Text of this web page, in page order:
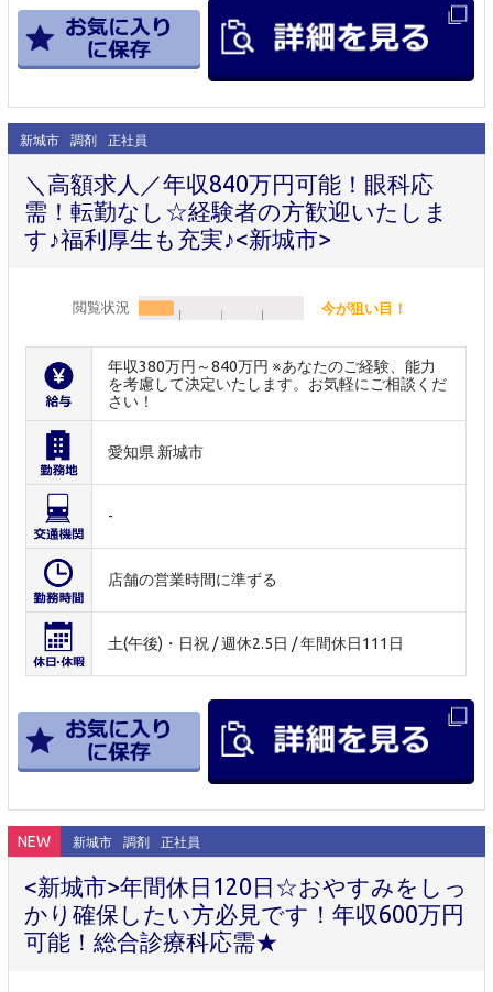
新城市 調剤 正社員
＼高額求人／年収840万円可能！眼科応
需！転勤なし☆経験者の方歓迎いたしま
す♪福利厚生も充実♪<新城市>
閲覧状況 今が狙い目！
年収380万円～840万円 ※あなたのご経験、能力
を考慮して決定いたします。お気軽にご相談くだ
さい！
愛知県 新城市
-
店舗の営業時間に準ずる
土(午後)・日祝 / 週休2.5日 / 年間休日111日
NEW 新城市 調剤 正社員
<新城市>年間休日120日☆おやすみをしっ
かり確保したい方必見です！年収600万円
可能！総合診療科応需★